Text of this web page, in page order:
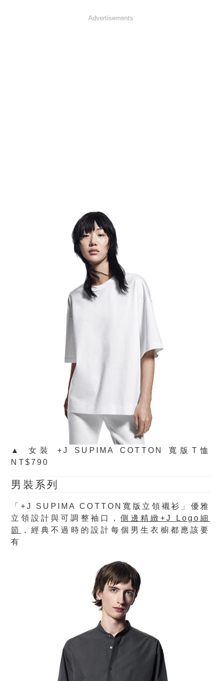
Advertisements
▲ 女裝 +J SUPIMA COTTON 寬版T恤
NT$790
男裝系列
「+J SUPIMA COTTON 寬版立領襯衫」優雅
立領設計與可調整袖口，側邊精緻+J Logo 細
節
，經典不過時的設計每個男生衣櫥都應該要
有